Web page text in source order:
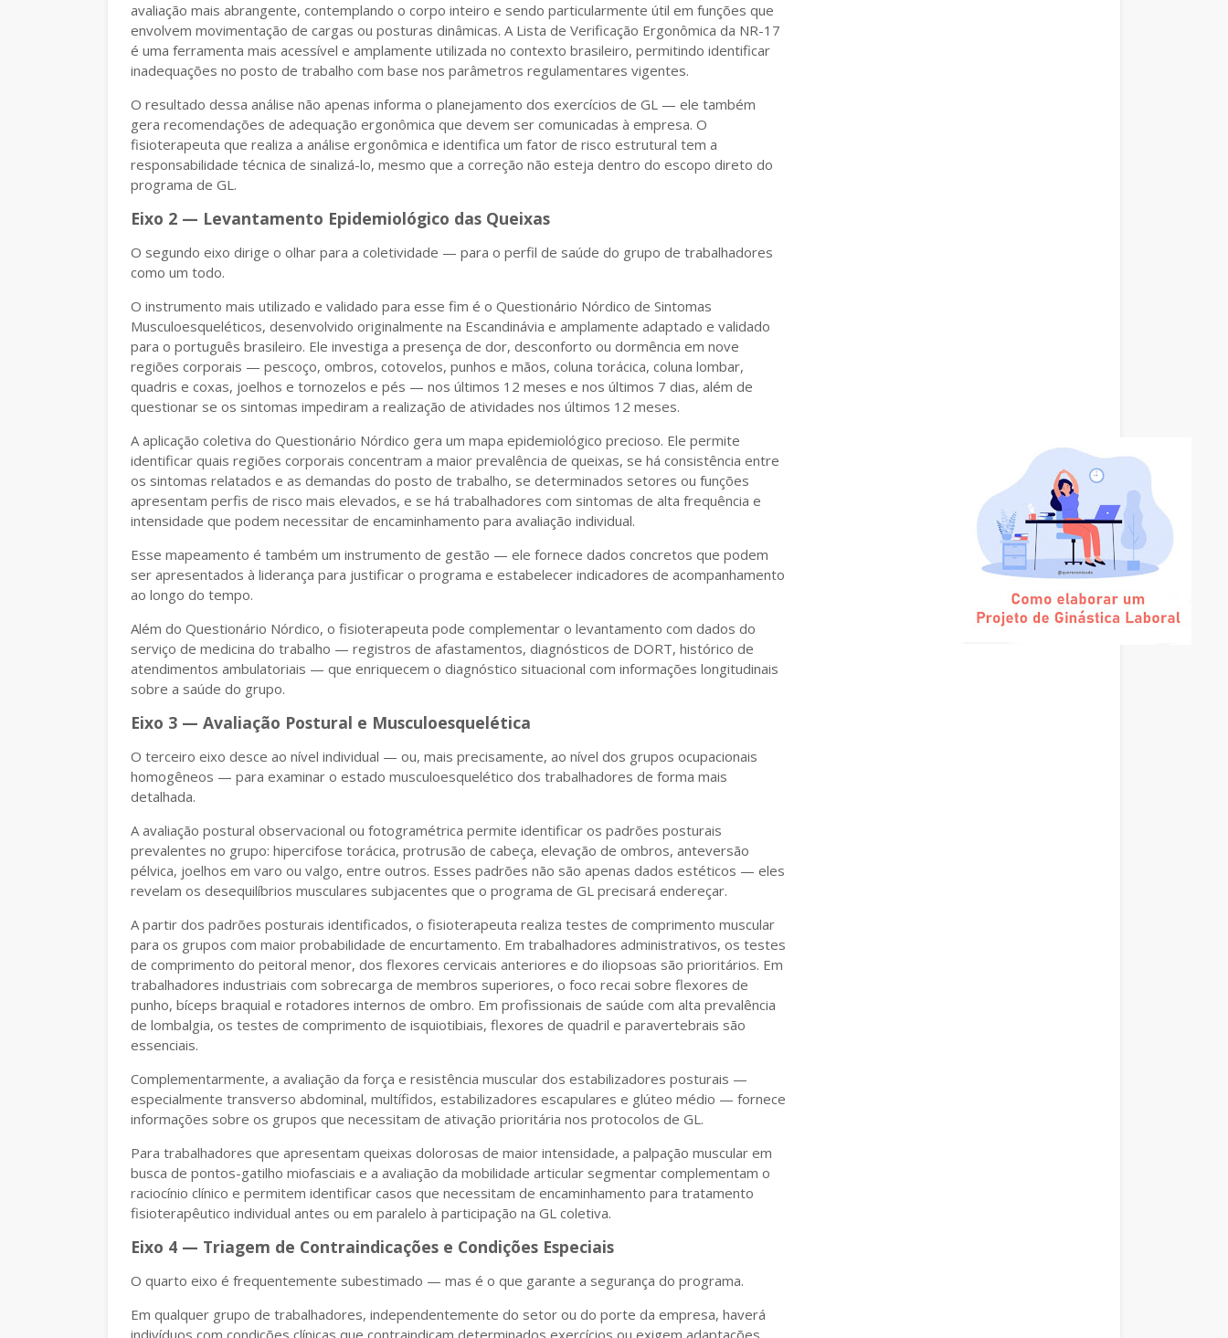
avaliação mais abrangente, contemplando o corpo inteiro e sendo particularmente útil em funções que
envolvem movimentação de cargas ou posturas dinâmicas. A Lista de Verificação Ergonômica da NR-17
é uma ferramenta mais acessível e amplamente utilizada no contexto brasileiro, permitindo identificar
inadequações no posto de trabalho com base nos parâmetros regulamentares vigentes.
O resultado dessa análise não apenas informa o planejamento dos exercícios de GL — ele também
gera recomendações de adequação ergonômica que devem ser comunicadas à empresa. O
fisioterapeuta que realiza a análise ergonômica e identifica um fator de risco estrutural tem a
responsabilidade técnica de sinalizá-lo, mesmo que a correção não esteja dentro do escopo direto do
programa de GL.
Eixo 2 — Levantamento Epidemiológico das Queixas
O segundo eixo dirige o olhar para a coletividade — para o perfil de saúde do grupo de trabalhadores
como um todo.
O instrumento mais utilizado e validado para esse fim é o Questionário Nórdico de Sintomas
Musculoesqueléticos, desenvolvido originalmente na Escandinávia e amplamente adaptado e validado
para o português brasileiro. Ele investiga a presença de dor, desconforto ou dormência em nove
regiões corporais — pescoço, ombros, cotovelos, punhos e mãos, coluna torácica, coluna lombar,
quadris e coxas, joelhos e tornozelos e pés — nos últimos 12 meses e nos últimos 7 dias, além de
questionar se os sintomas impediram a realização de atividades nos últimos 12 meses.
A aplicação coletiva do Questionário Nórdico gera um mapa epidemiológico precioso. Ele permite
identificar quais regiões corporais concentram a maior prevalência de queixas, se há consistência entre
os sintomas relatados e as demandas do posto de trabalho, se determinados setores ou funções
apresentam perfis de risco mais elevados, e se há trabalhadores com sintomas de alta frequência e
intensidade que podem necessitar de encaminhamento para avaliação individual.
Esse mapeamento é também um instrumento de gestão — ele fornece dados concretos que podem
ser apresentados à liderança para justificar o programa e estabelecer indicadores de acompanhamento
ao longo do tempo.
Além do Questionário Nórdico, o fisioterapeuta pode complementar o levantamento com dados do
serviço de medicina do trabalho — registros de afastamentos, diagnósticos de DORT, histórico de
atendimentos ambulatoriais — que enriquecem o diagnóstico situacional com informações longitudinais
sobre a saúde do grupo.
Eixo 3 — Avaliação Postural e Musculoesquelética
O terceiro eixo desce ao nível individual — ou, mais precisamente, ao nível dos grupos ocupacionais
homogêneos — para examinar o estado musculoesquelético dos trabalhadores de forma mais
detalhada.
A avaliação postural observacional ou fotogramétrica permite identificar os padrões posturais
prevalentes no grupo: hipercifose torácica, protrusão de cabeça, elevação de ombros, anteversão
pélvica, joelhos em varo ou valgo, entre outros. Esses padrões não são apenas dados estéticos — eles
revelam os desequilíbrios musculares subjacentes que o programa de GL precisará endereçar.
A partir dos padrões posturais identificados, o fisioterapeuta realiza testes de comprimento muscular
para os grupos com maior probabilidade de encurtamento. Em trabalhadores administrativos, os testes
de comprimento do peitoral menor, dos flexores cervicais anteriores e do iliopsoas são prioritários. Em
trabalhadores industriais com sobrecarga de membros superiores, o foco recai sobre flexores de
punho, bíceps braquial e rotadores internos de ombro. Em profissionais de saúde com alta prevalência
de lombalgia, os testes de comprimento de isquiotibiais, flexores de quadril e paravertebrais são
essenciais.
Complementarmente, a avaliação da força e resistência muscular dos estabilizadores posturais —
especialmente transverso abdominal, multífidos, estabilizadores escapulares e glúteo médio — fornece
informações sobre os grupos que necessitam de ativação prioritária nos protocolos de GL.
Para trabalhadores que apresentam queixas dolorosas de maior intensidade, a palpação muscular em
busca de pontos-gatilho miofasciais e a avaliação da mobilidade articular segmentar complementam o
raciocínio clínico e permitem identificar casos que necessitam de encaminhamento para tratamento
fisioterapêutico individual antes ou em paralelo à participação na GL coletiva.
Eixo 4 — Triagem de Contraindicações e Condições Especiais
O quarto eixo é frequentemente subestimado — mas é o que garante a segurança do programa.
Em qualquer grupo de trabalhadores, independentemente do setor ou do porte da empresa, haverá
indivíduos com condições clínicas que contraindicam determinados exercícios ou exigem adaptações